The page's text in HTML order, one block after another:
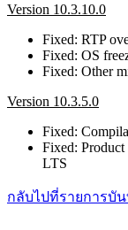
Version 10.3.10.0
Fixed: RTP
Fixed: OS
Fixed: Other
Version 10.3.5.0
Fixed:
Fixed: Product
LTS
กลับไปที่รายการบั